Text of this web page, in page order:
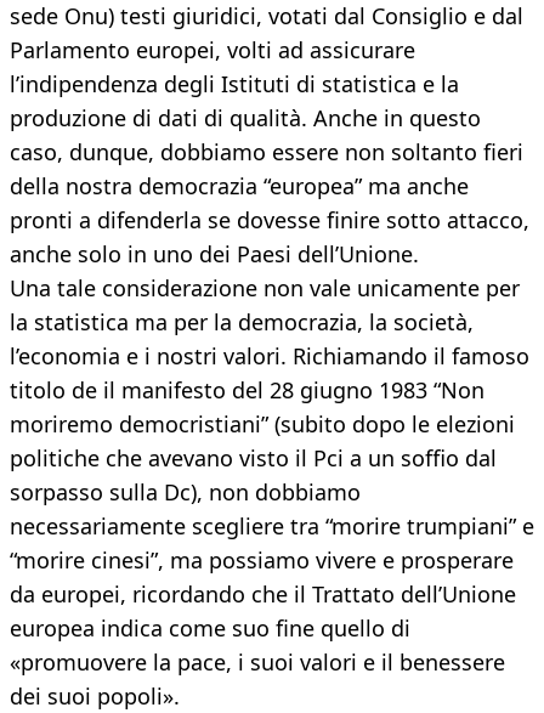
sede Onu) testi giuridici, votati dal Consiglio e dal
Parlamento europei, volti ad assicurare
l’indipendenza degli Istituti di statistica e la
produzione di dati di qualità. Anche in questo
caso, dunque, dobbiamo essere non soltanto fieri
della nostra democrazia “europea” ma anche
pronti a difenderla se dovesse finire sotto attacco,
anche solo in uno dei Paesi dell’Unione.
Una tale considerazione non vale unicamente per
la statistica ma per la democrazia, la società,
l’economia e i nostri valori. Richiamando il famoso
titolo de il manifesto del 28 giugno 1983 “Non
moriremo democristiani” (subito dopo le elezioni
politiche che avevano visto il Pci a un soffio dal
sorpasso sulla Dc), non dobbiamo
necessariamente scegliere tra “morire trumpiani” e
“morire cinesi”, ma possiamo vivere e prosperare
da europei, ricordando che il Trattato dell’Unione
europea indica come suo fine quello di
«promuovere la pace, i suoi valori e il benessere
dei suoi popoli».